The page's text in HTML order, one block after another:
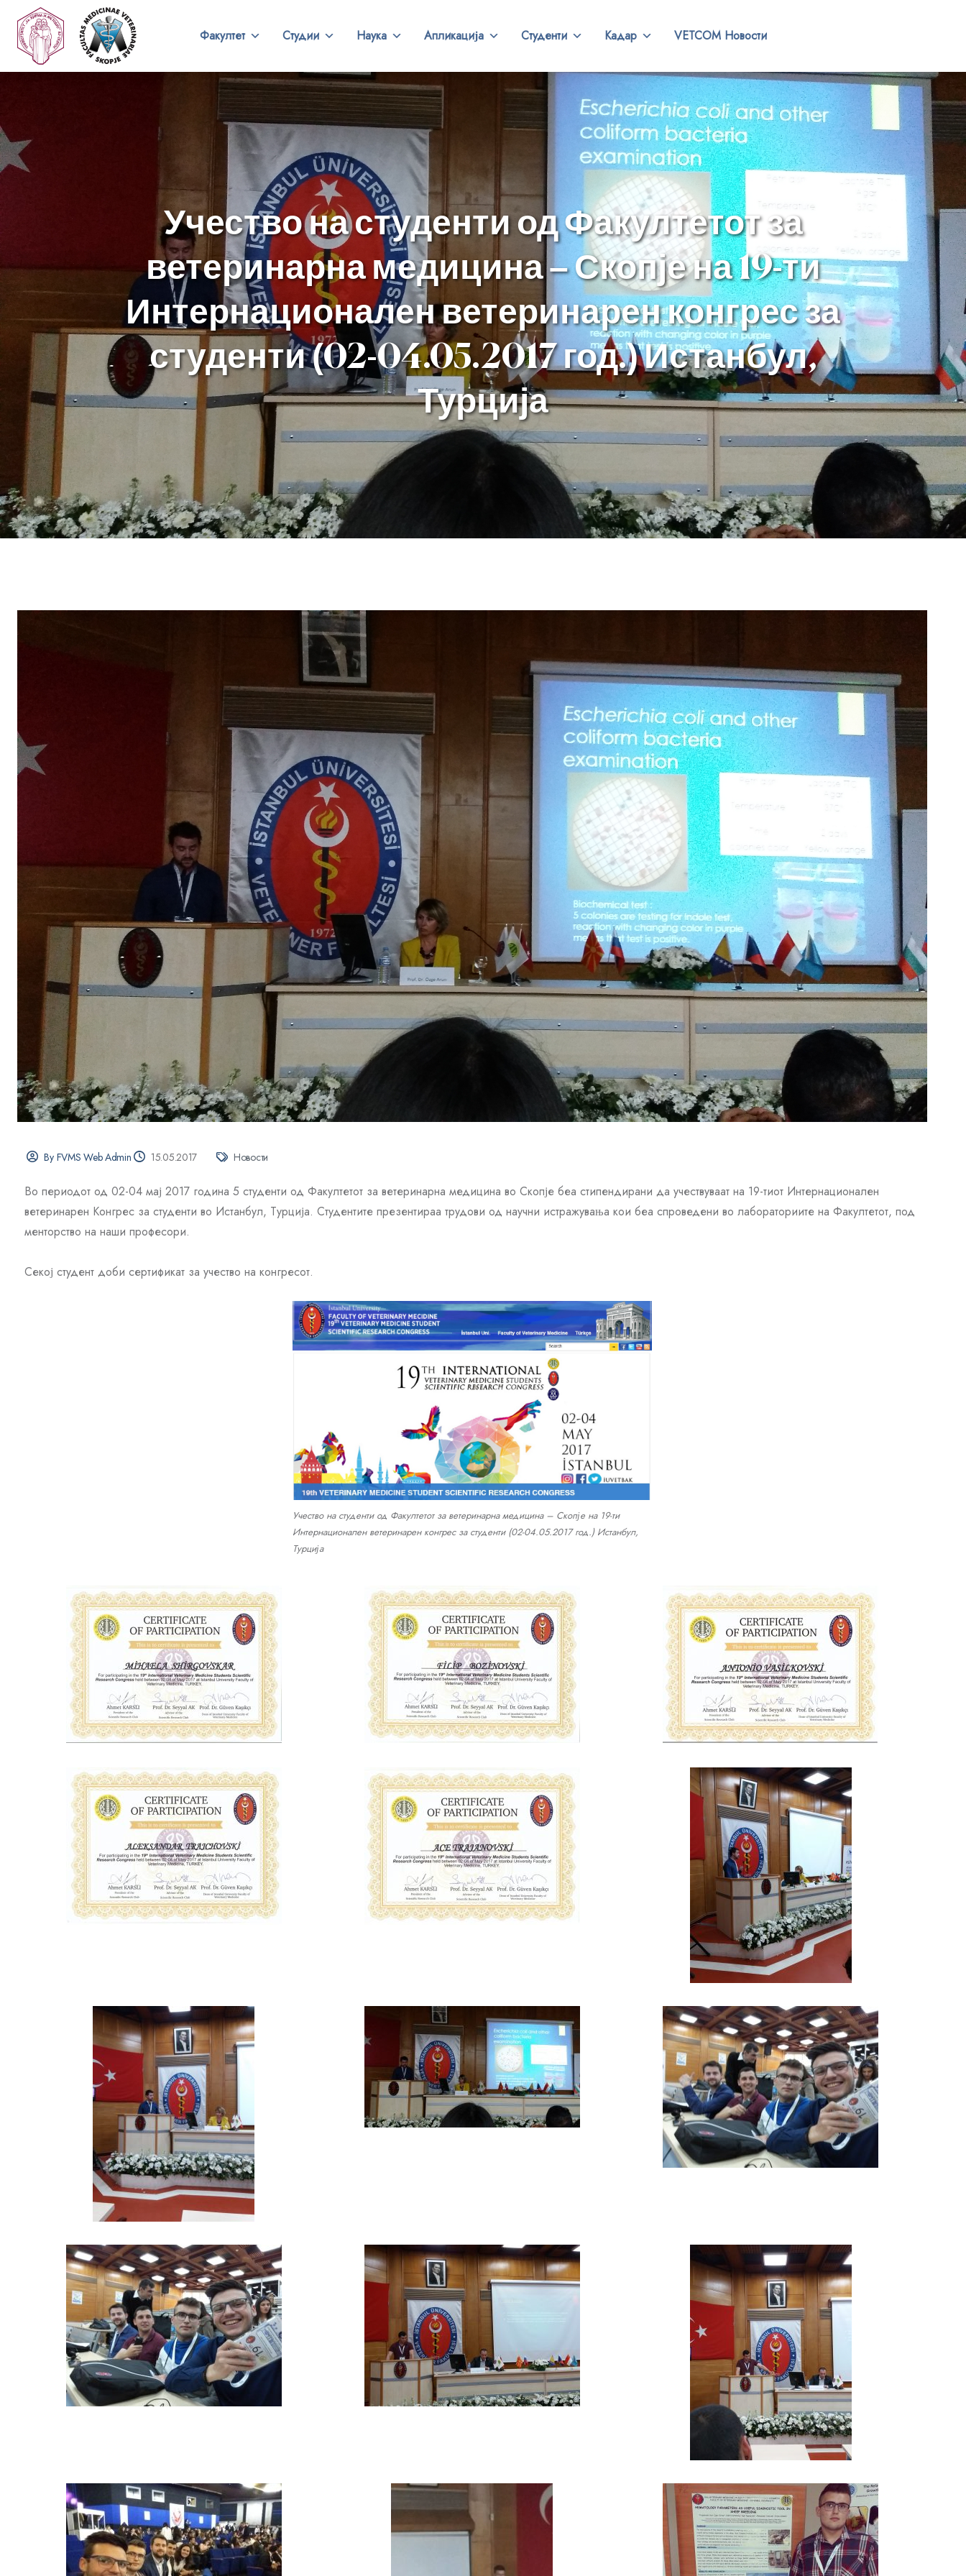
Факултет Студии Наука Апликација Студенти Кадар VETCOM Новости
Учество на студенти од Факултетот за
ветеринарна медицина – Скопје на 19-ти
Интернационален ветеринарен конгрес за
студенти (02-04.05.2017 год.) Истанбул,
Турција
By FVMS Web Admin 15.05.2017 Новости
Во периодот од 02-04 мај 2017 година 5 студенти од Факултетот за ветеринарна медицина во Скопје беа стипендирани да учествуваат на 19-тиот Интернационален
ветеринарен Конгрес за студенти во Истанбул, Турција. Студентите презентираа трудови од научни истражувања кои беа спроведени во лабораториите на Факултетот, под
менторство на наши професори.
Секој студент доби сертификат за учество на конгресот.
Учество на студенти од Факултетот за ветеринарна медицина – Скопје на 19-ти
Интернационален ветеринарен конгрес за студенти (02-04.05.2017 год.) Истанбул,
Турција